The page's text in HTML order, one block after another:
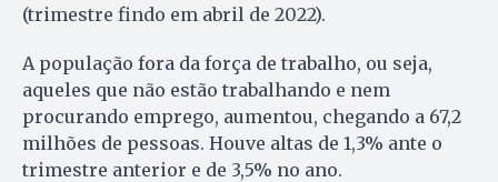
(trimestre findo em abril de 2022).
A população fora da força de trabalho, ou seja,
aqueles que não estão trabalhando e nem
procurando emprego, aumentou, chegando a 67,2
milhões de pessoas. Houve altas de 1,3% ante o
trimestre anterior e de 3,5% no ano.